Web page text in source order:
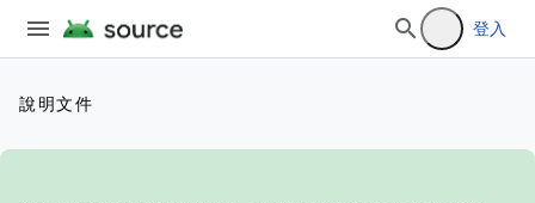
登入
說明文件